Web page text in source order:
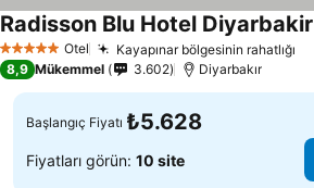
5 Yıldız Otel Kayapınar bölgesinin rahatlığı
Radisson Blu Hotel Diyarbakir
8,9 Mükemmel 3.602 Diyarbakır
Başlangıç Fiyatı ₺5.628
Fiyatları görün: 10 site